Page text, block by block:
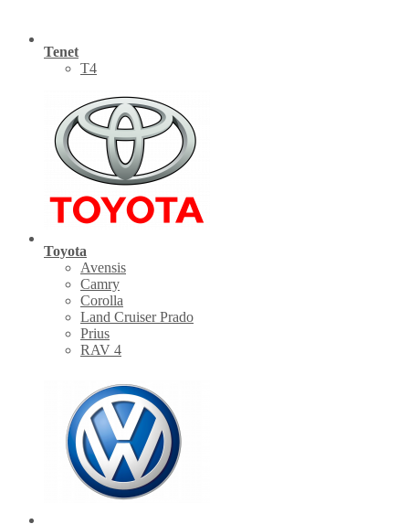
Tenet
Т4
Toyota
Avensis
Camry
Corolla
Land Cruiser Prado
Prius
RAV 4